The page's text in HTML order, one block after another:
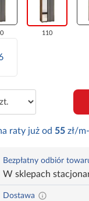
110
raty już od 55zł/
Bezpłatny odbiór
W sklepach
Dostawa